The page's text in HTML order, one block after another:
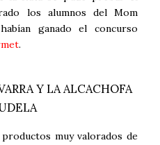
los alumnos del Mom
ganado el concurso
.
Y LA ALCACHOFA
muy valorados de